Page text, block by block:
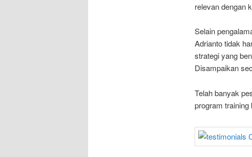
relevan dengan
Selain
Adrianto tidak
strategi yang
Disampaikan
Telah banyak
program training